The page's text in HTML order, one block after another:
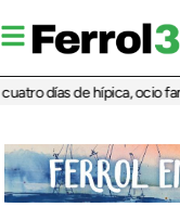
días de hípica, ocio